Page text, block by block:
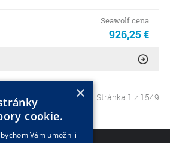
Seawolf cena
926,25 €
Stránka 1 z 1549
×
cookie.
Vám umožnili